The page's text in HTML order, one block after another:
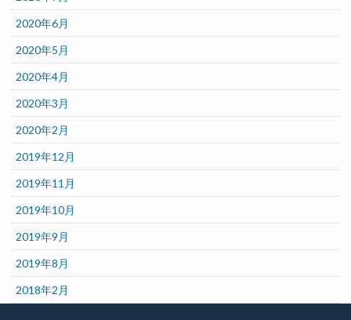
2020年6月
2020年5月
2020年4月
2020年3月
2020年2月
2019年12月
2019年11月
2019年10月
2019年9月
2019年8月
2018年2月